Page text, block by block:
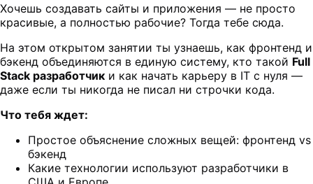
Хочешь создавать сайты и приложения — не просто
красивые, а полностью рабочие? Тогда тебе сюда.
На этом открытом занятии ты узнаешь, как фронтенд и
бэкенд объединяются в единую систему, кто такой Full
Stack разработчик и как начать карьеру в IT с нуля —
даже если ты никогда не писал ни строчки кода.
Что тебя ждет:
Простое объяснение сложных вещей: фронтенд vs
бэкенд
Какие технологии используют разработчики в